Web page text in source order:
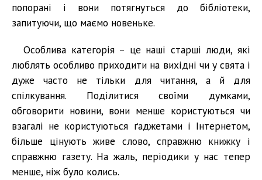
попорані і вони потягнуться до бібліотеки,
запитуючи, що маємо новеньке.
Особлива категорія – це наші старші люди, які
люблять особливо приходити на вихідні чи у свята і
дуже часто не тільки для читання, а й для
спілкування. Поділитися своїми думками,
обговорити новини, вони менше користуються чи
взагалі не користуються ґаджетами і Інтернетом,
більше цінують живе слово, справжню книжку і
справжню газету. На жаль, періодики у нас тепер
менше, ніж було колись.